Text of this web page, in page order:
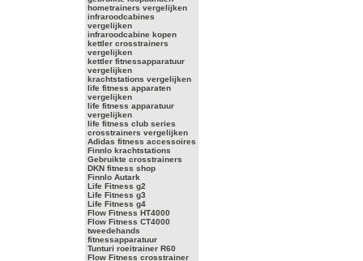
hometrainers vergelijken
infraroodcabines
vergelijken
infraroodcabine kopen
kettler crosstrainers
vergelijken
kettler fitnessapparatuur
vergelijken
krachtstations vergelijken
life fitness apparaten
vergelijken
life fitness apparatuur
vergelijken
life fitness club series
crosstrainers vergelijken
Adidas fitness accessoires
Finnlo krachtstations
Gebruikte crosstrainers
DKN fitness shop
Finnlo Autark
Life Fitness g2
Life Fitness g3
Life Fitness g4
Flow Fitness HT4000
Flow Fitness CT4000
tweedehands
fitnessapparatuur
Tunturi roeitrainer R60
Flow Fitness crosstrainer